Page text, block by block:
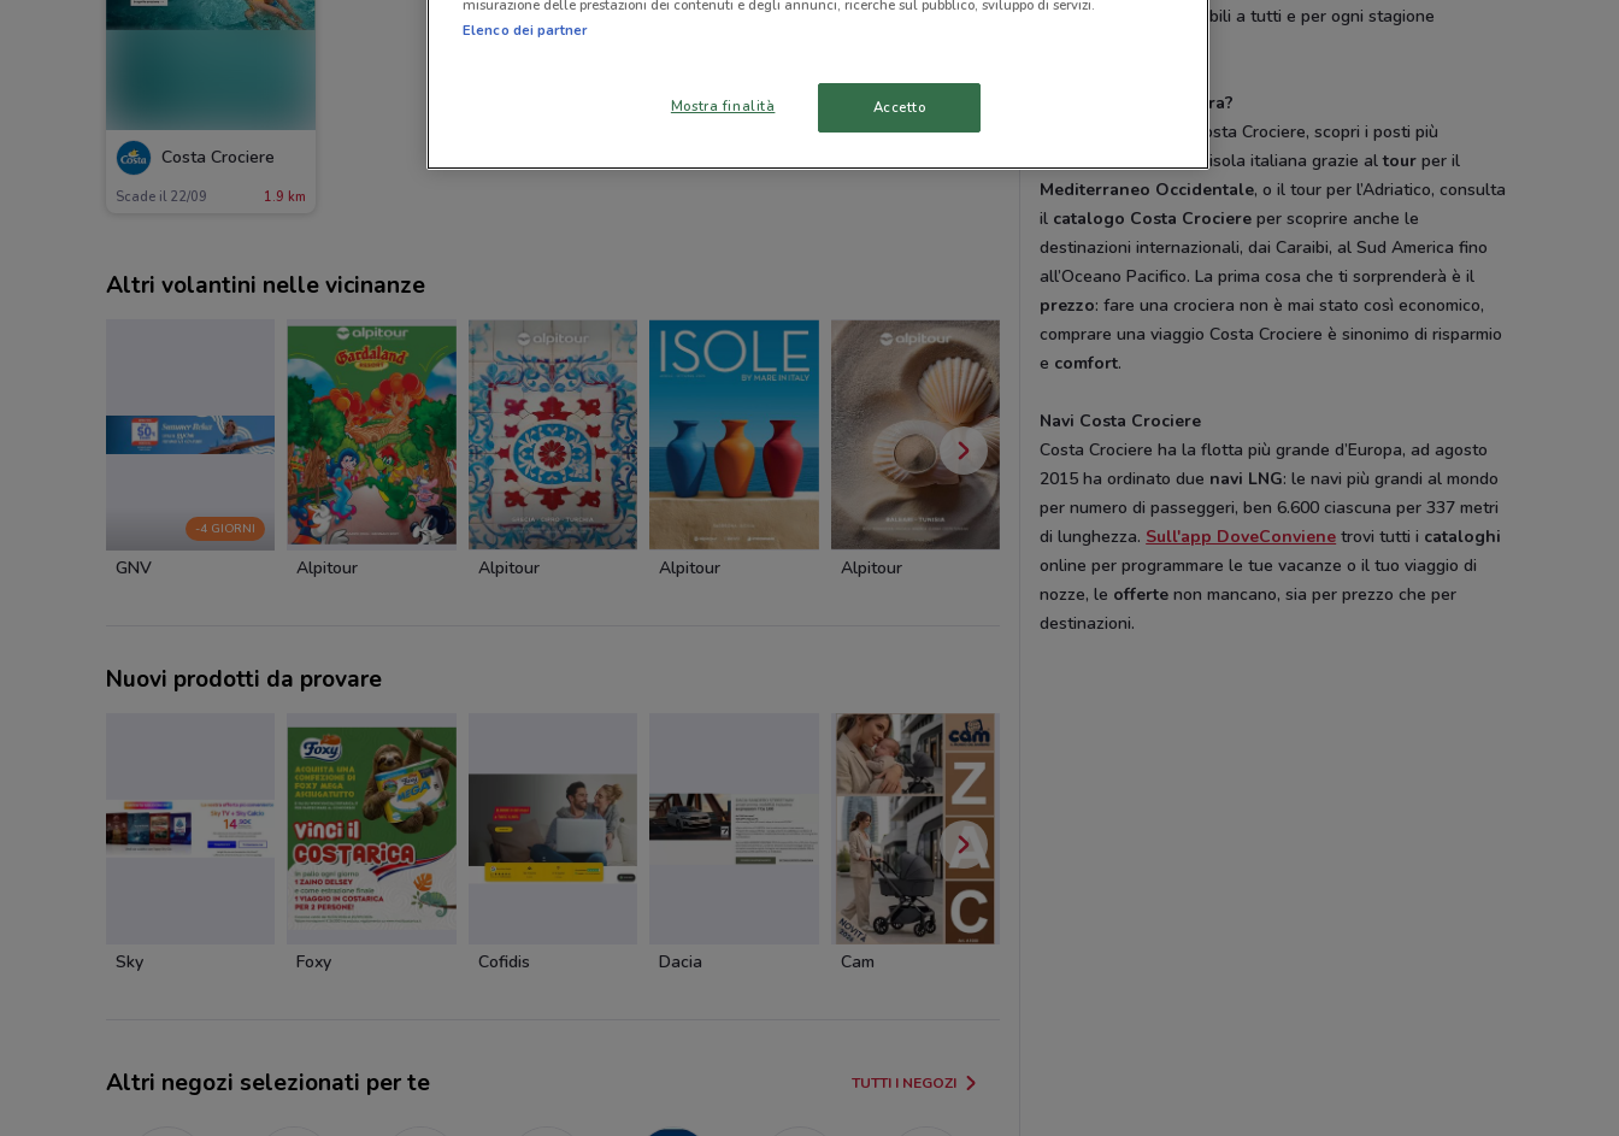
Costa Crociere
Scade il 22/09 1.9 km
Altri volantini nelle vicinanze
-4 GIORNI
GNV Alpitour Alpitour Alpitour Alpitour Alpitour Alpitour Alpitour
Nuovi prodotti da provare
Sky Foxy Cofidis Dacia Cam
Altri negozi selezionati per te TUTTI I NEGOZI
e promozioni
accessibili a tutti e per ogni stagione
Dove fare una crociera?
La risposta te la dà Costa Crociere, scopri i posti più
spettacolari della Penisola italiana grazie altour per il
Mediterraneo Occidentale, o il tour per l’Adriatico, consulta
il catalogo Costa Crociere per scoprire anche le
destinazioni internazionali, dai Caraibi, al Sud America fino
all’Oceano Pacifico. La prima cosa che ti sorprenderà è il
prezzo: fare una crociera non è mai stato così economico,
comprare una viaggio Costa Crociere è sinonimo di risparmio
e comfort.
Navi Costa Crociere
Costa Crociere ha la flotta più grande d’Europa, ad agosto
2015 ha ordinato due navi LNG: le navi più grandi al mondo
per numero di passeggeri, ben 6.600 ciascuna per 337 metri
di lunghezza. Sull'app DoveConviene trovi tutti i cataloghi
online per programmare le tue vacanze o il tuo viaggio di
nozze, le offerte non mancano, sia per prezzo che per
destinazioni.
misurazione delle prestazioni dei contenuti e degli annunci, ricerche sul pubblico, sviluppo di servizi.
Elenco dei partner
Mostra finalità Accetto